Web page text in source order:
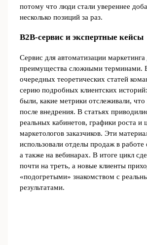
потому что люди стали увереннее
несколько позиций за раз.
B2B-сервис и экспертные кейсы
Сервис для автоматизации маркетинга
преимущества сложными терминами.
очередных теоретических статей
серию подробных клиентских
были, какие метрики отслеживали, что
после внедрения. В статьях
реальных кабинетов, графики роста и
маркетологов заказчиков. Эти
использовали отделы продаж в работе
а также на вебинарах. В итоге цикл
почти на треть, а новые клиенты
«подогретыми» знакомством с
результатами.